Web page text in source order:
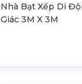
Nhà Bạt Xếp Di
Giác 3M X 3M